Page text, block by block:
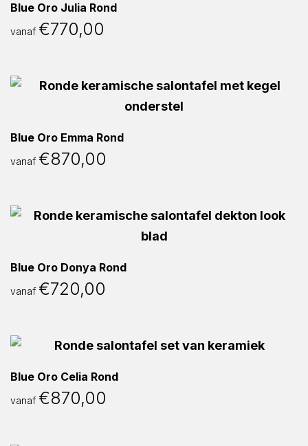
Blue Oro Julia Rond
vanaf €770,00
Blue Oro Emma Rond
vanaf €870,00
Blue Oro Donya Rond
vanaf €720,00
Blue Oro Celia Rond
vanaf €870,00